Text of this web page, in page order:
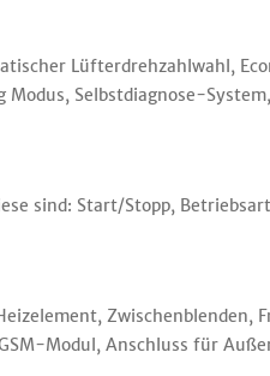
Lüfterdrehzahlwahl,
Selbstdiagnose-System,
sind: Start/Stopp,
Zwischenblenden,
Modul, Anschluss für